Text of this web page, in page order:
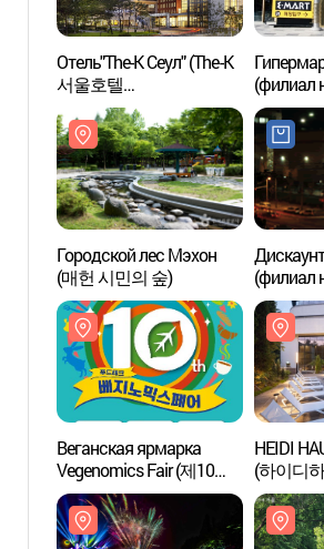
Отель"The-K Сеул" (The-K
서울호텔
(더케이서울호텔))
(филиал
(이마트-
Городской лес Мэхон
(매헌 시민의 숲)
(филиал
(코스트
Веганская ярмарка
Vegenomics Fair (제10회
베지노믹스페어
(비건페스타ㅣ그린페스
타ㅣESG푸드페스타))
HEIDI
(하이디